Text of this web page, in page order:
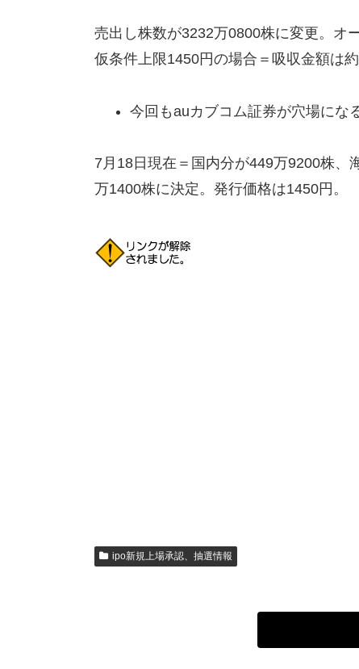
売出し株数が3232万0800株に変更。オ
仮条件上限1450円の場合＝吸収金額は
今回もauカブコム証券が穴場にな
7月18日現在＝国内分が449万9200株、
万1400株に決定。発行価格は1450円。
ipo新規上場承認、抽選情報